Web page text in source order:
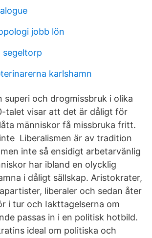
jobb lön
segeltorp
karlshamn
superi och drogmissbruk i olika
talet visar att det är dåligt för
människor få missbruka fritt.
Liberalismen är av tradition
inte så ensidigt arbetarvänlig
har ibland en olycklig
i dåligt sällskap. Aristokrater,
liberaler och sedan åter
i tur och Iakttagelserna om
passas in i en politisk hotbild.
ideal om politiska och